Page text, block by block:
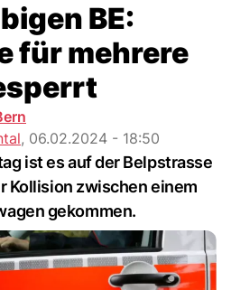
BE:
für mehrere
, 06.02.2024 - 18:50
ist es auf der Belpstrasse
Kollision zwischen einem
gekommen.